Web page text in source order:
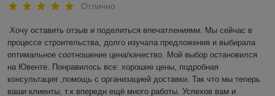
Отлично
Хочу оставить отзыв и поделиться впечатлениями. Мы сейчас в
процессе строительства, долго изучала предложения и выбирала
оптимальное соотношение цена/качество. Мой выбор остановился
на Ювенте. Понравилось все: хорошие цены, подробная
консультация ,помощь с организацией доставки. Так что мы теперь
ваши клиенты, т.к впереди ещё много работы. Успехов вам и